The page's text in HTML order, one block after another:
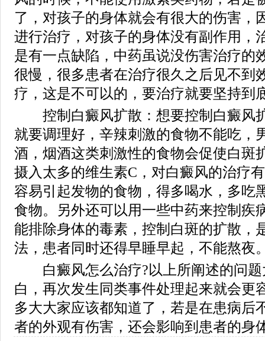
了，对孩子的身体就会有很大的伤害，
进行治疗，对孩子的身体没有副作用，
是有一点缺陷，中药虽说没伤害治疗的
很慢，很多患者在治疗很久之后见不到
疗，这是不可以的，要治疗就要坚持到
控制白癜风扩散：想要控制白癜风
就要调理好，辛辣刺激的食物不能吃，
酒，烟酒这类刺激性的食物会促使白斑
摄入太多的维生素C，对白癜风的治疗
容易引起发物的食物，得多喝水，多吃
食物。另外还可以用一些中药来控制疾
能排除身体的毒素，控制白斑的扩散，
法，患者同时还得早睡早起，不能熬夜
白癜风怎么治疗?以上所阐述的问题
白，再次发生同类事件处理起来就会更
多大大家应该都知道了，若是在患病后
者的外观有伤害，还会影响到患者的身